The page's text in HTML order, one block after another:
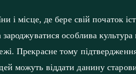
і місце, де бере свій початок
зароджуватися особлива
Прекрасне тому
можуть віддати данину